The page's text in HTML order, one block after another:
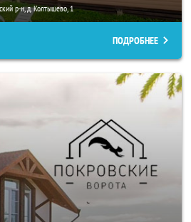
р-н, д. Колтышево, 1
ПОДРОБНЕЕ